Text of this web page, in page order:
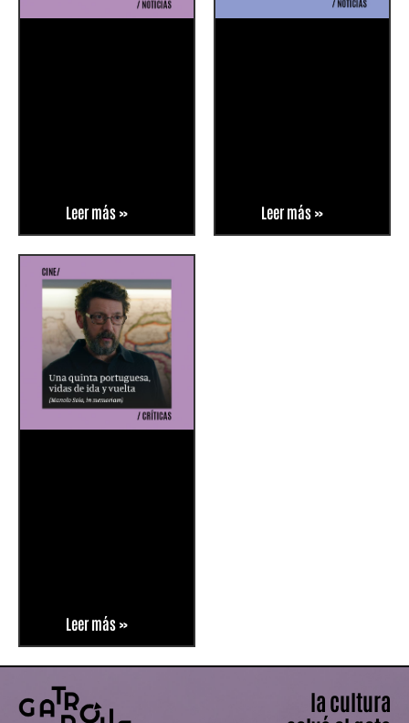
Leer más » Leer más »
Leer más »
la cultura